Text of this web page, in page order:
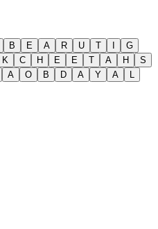
B E A R U T I
G
K C H E E T A H
S
A O B D A Y A
L